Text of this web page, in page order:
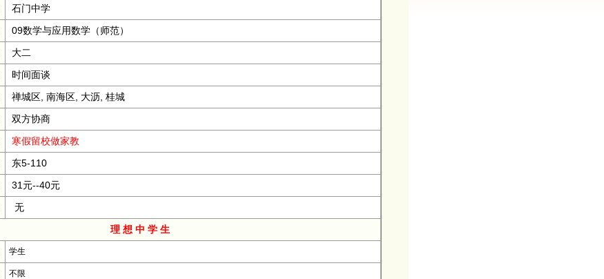
石门中学
09数学与应用数学（师范）
大二
时间面谈
禅城区, 南海区, 大沥, 桂城
双方协商
寒假留校做家教
东5-110
31元--40元
无
理 想 中 学 生
学生
不限